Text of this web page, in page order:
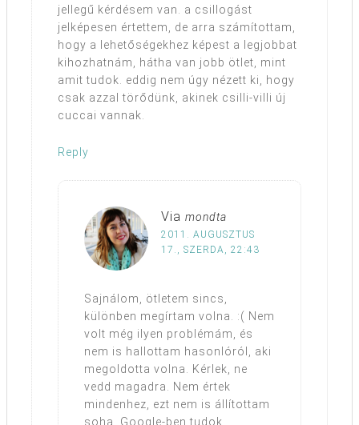
jellegű kérdésem van. a csillogást
jelképesen értettem, de arra számítottam,
hogy a lehetőségekhez képest a legjobbat
kihozhatnám, hátha van jobb ötlet, mint
amit tudok. eddig nem úgy nézett ki, hogy
csak azzal törődünk, akinek csilli-villi új
cuccai vannak.
Reply
Via mondta
2011. AUGUSZTUS
17., SZERDA, 22:43
Sajnálom, ötletem sincs,
különben megírtam volna. :( Nem
volt még ilyen problémám, és
nem is hallottam hasonlóról, aki
megoldotta volna. Kérlek, ne
vedd magadra. Nem értek
mindenhez, ezt nem is állítottam
soha. Google-ben tudok